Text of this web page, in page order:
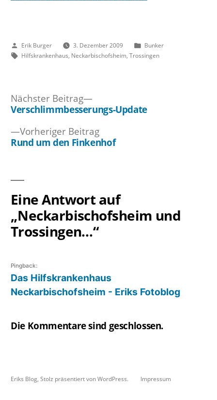
Veröffentlicht
von
Erik Burger 3. Dezember 2009
Veröffentlicht
unter
Bunker
Schlagwörter:
Hilfskrankenhaus Neckarbischofsheim, Trossingen
Vorheriger BeitragVorheriger
Beitrag:
Rund um den Finkenhof
Nächster Beitrag
Nächster
Beitrag:
Verschlimmbesserungs-Update
Eine Antwort auf
„Neckarbischofsheim und
Trossingen…“
Pingback:
Das Hilfskrankenhaus
Neckarbischofsheim - Eriks Fotoblog
Die Kommentare sind geschlossen.
Eriks Blog Stolz präsentiert von WordPress. Impressum